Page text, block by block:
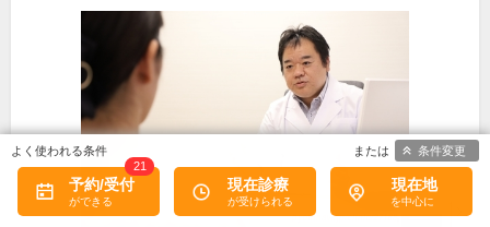
予約/受付
21
現在診療 現在地
条件変更